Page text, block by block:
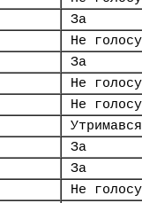
За
Не
За
Не
Не
Утримався
За
За
Не